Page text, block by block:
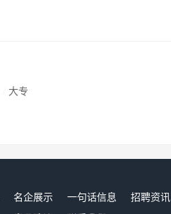
大专
名企展示 一句话信息 招聘资讯